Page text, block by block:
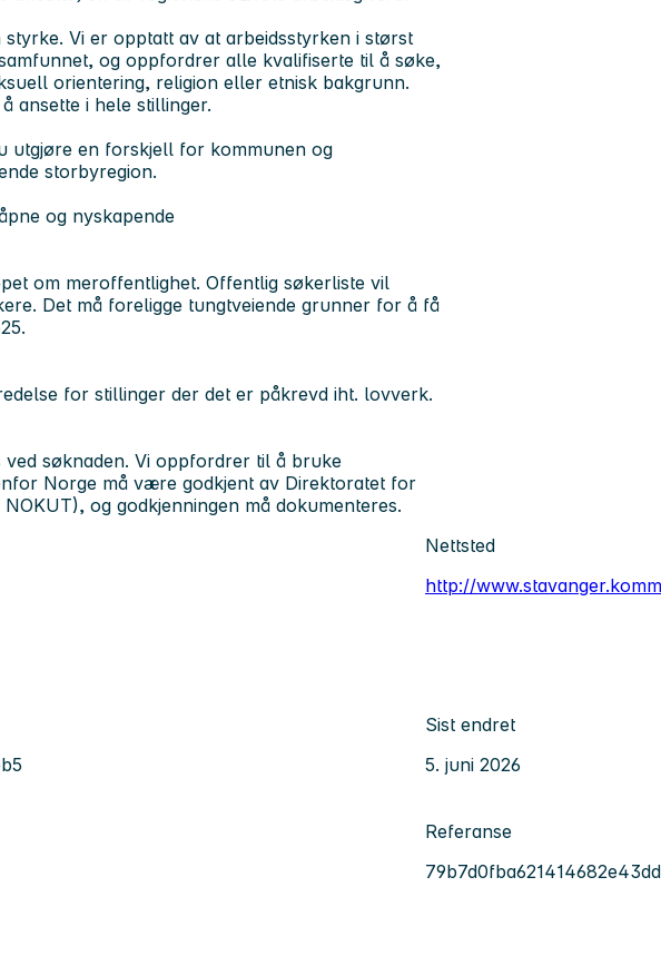
Vi er opptatt av at arbeidsstyrken i størst
og oppfordrer alle kvalifiserte til å søke,
orientering, religion eller etnisk bakgrunn.
ansette i hele stillinger.
utgjøre en forskjell for kommunen og
storbyregion.
og nyskapende
om meroffentlighet. Offentlig søkerliste vil
Det må foreligge tungtveiende grunner for å få
for stillinger der det er påkrevd iht. lovverk.
ved søknaden. Vi oppfordrer til å bruke
Norge må være godkjent av Direktoratet for
og godkjenningen må dokumenteres.
Nettsted
http://
Sist endret
5. juni 2026
Referanse